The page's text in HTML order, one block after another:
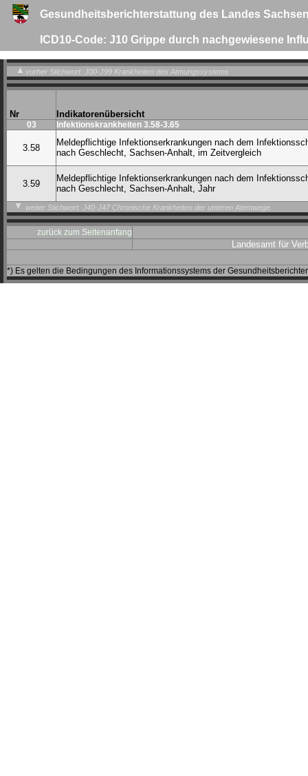
Gesundheitsberichterstattung des Landes
ICD10-Code: J10 Grippe durch nachgewiesene
vorher Stichwort: J00-J99 Krankheiten des Atmungssystems
Nr Indikatorenübersicht
03 Infektionskrankheiten 3.58-3.65
3.58
Meldepflichtige Infektionserkrankungen nach dem
nach Geschlecht, Sachsen-Anhalt, im Zeitvergleich
3.59
Meldepflichtige Infektionserkrankungen nach dem
nach Geschlecht, Sachsen-Anhalt, Jahr
weiter Stichwort: J40-J47 Chronische Krankheiten der unteren Atemwege
zurück zum Seitenanfang
Landesamt für
*) Es gelten die Bedingungen des Informationssystems der